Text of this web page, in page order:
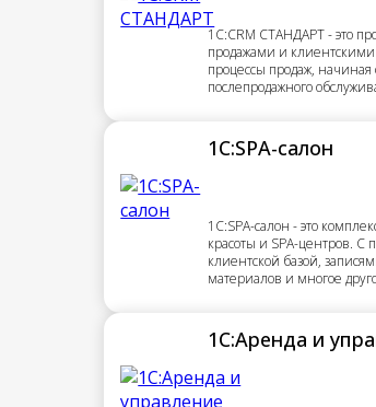
1С:CRM СТАНДАРТ - это
продажами и
процессы продаж, начиная
послепродажного
1С:SPA-салон
1С:SPA-салон - это
красоты и SPA-центров. С
клиентской базой,
материалов и многое
1С:Аренда и